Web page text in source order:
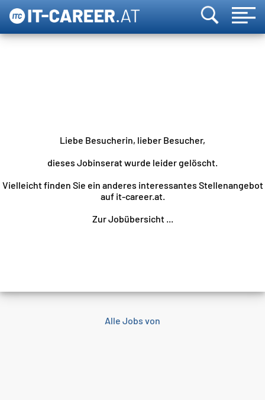
Liebe Besucherin, lieber Besucher,
dieses Jobinserat wurde leider gelöscht.
Vielleicht finden Sie ein anderes interessantes Stellenangebot
auf it-career.at.
Zur Jobübersicht ...
Alle Jobs von